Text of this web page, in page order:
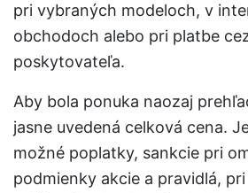
pri vybraných modeloch, v
obchodoch alebo pri platbe
poskytovateľa.
Aby bola ponuka naozaj
jasne uvedená celková cena.
možné poplatky, sankcie pri
podmienky akcie a pravidlá,